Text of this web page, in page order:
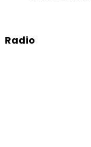
Radio